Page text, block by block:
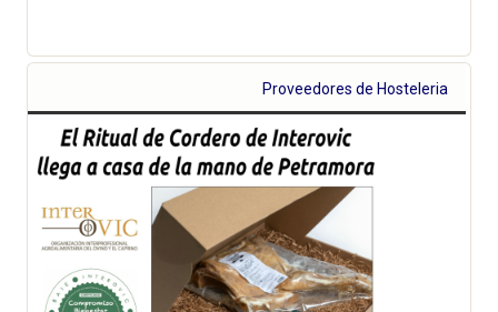
Proveedores de Hosteleria